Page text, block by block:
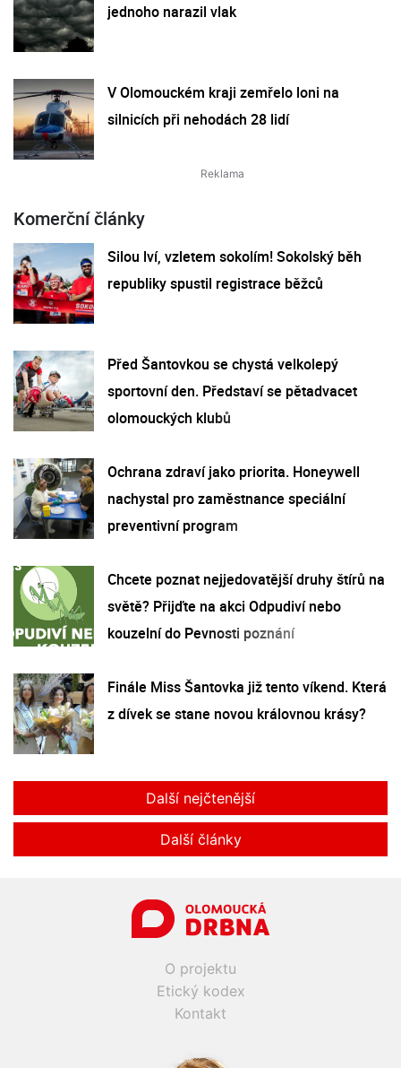
jednoho narazil vlak
V Olomouckém kraji zemřelo loni na
silnicích při nehodách 28 lidí
Komerční články
Silou lví, vzletem sokolím! Sokolský běh
republiky spustil registrace běžců
Před Šantovkou se chystá velkolepý
sportovní den. Představí se pětadvacet
olomouckých klubů
Ochrana zdraví jako priorita. Honeywell
nachystal pro zaměstnance speciální
preventivní program
Chcete poznat nejjedovatější druhy štírů na
světě? Přijďte na akci Odpudiví nebo
kouzelní do Pevnosti poznání
Finále Miss Šantovka již tento víkend. Která
z dívek se stane novou královnou krásy?
Další nejčtenější
Další články
O projektu
Etický kodex
Kontakt